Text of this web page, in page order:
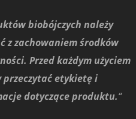
biobójczych należy
z zachowaniem środków
Przed każdym użyciem
przeczytać etykietę i
dotyczące produktu.“